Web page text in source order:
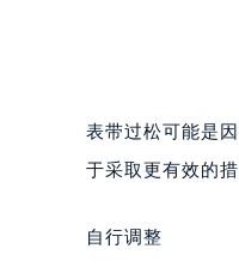
表带过松可能是
于采取更有效的措
自行调整